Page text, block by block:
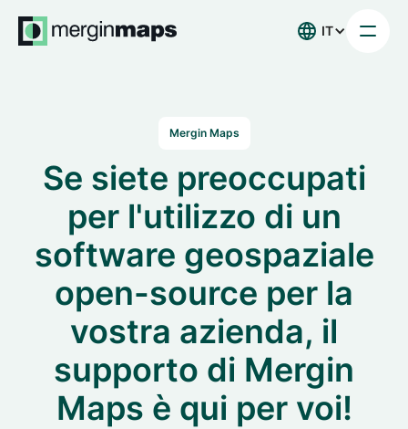
IT
Mergin Maps
Se siete preoccupati
per l'utilizzo di un
software geospaziale
open-source per la
vostra azienda, il
supporto di Mergin
Maps è qui per voi!